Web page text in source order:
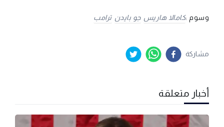
وسوم :كامالا هاريس جو بايدن ترامب
مشاركة
أخبار متعلقة